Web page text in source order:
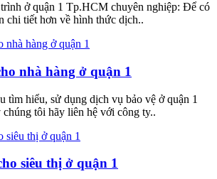
ở quận 1 Tp.HCM chuyên nghiệp: Để có
chi tiết hơn về hình thức dịch..
nhà hàng ở quận 1
tìm hiểu, sử dụng dịch vụ bảo vệ ở quận 1
tôi hãy liên hệ với công ty..
siêu thị ở quận 1